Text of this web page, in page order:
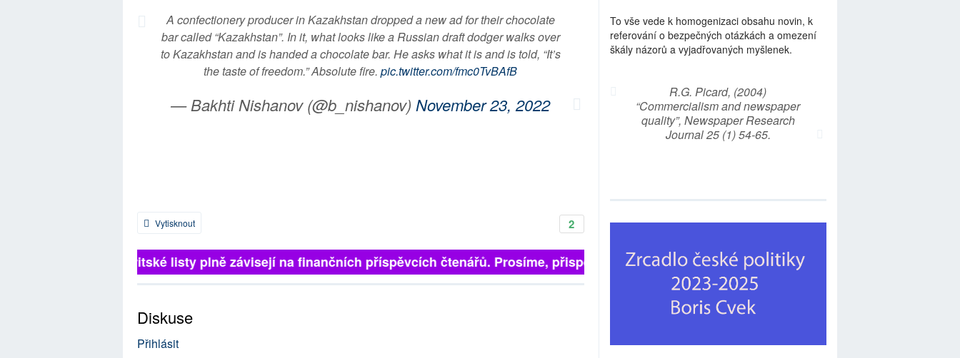
A confectionery producer in Kazakhstan dropped a new ad for their chocolate
bar called “Kazakhstan”. In it, what looks like a Russian draft dodger walks over
to Kazakhstan and is handed a chocolate bar. He asks what it is and is told, “It’s
the taste of freedom.” Absolute fire.pic.twitter.com/fmc0TvBAfB
— Bakhti Nishanov (@b_nishanov)November 23, 2022
2
Vytisknout
Britské listy plně závisejí na finančních příspěvcích čtenářů. Prosíme, přispějte. ➥
Diskuse
Přihlásit
To vše vede k homogenizaci obsahu novin, k
referování o bezpečných otázkách a omezení
škály názorů a vyjadřovaných myšlenek.
R.G. Picard, (2004)
“Commercialism and newspaper
quality”, Newspaper Research
Journal 25 (1) 54-65.